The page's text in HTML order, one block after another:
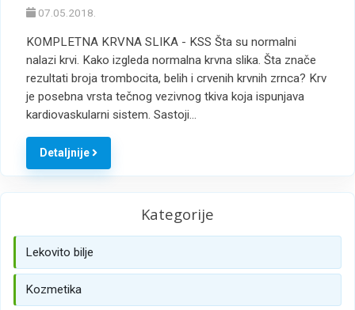
07.05.2018.
KOMPLETNA KRVNA SLIKA - KSS Šta su normalni
nalazi krvi. Kako izgleda normalna krvna slika. Šta znače
rezultati broja trombocita, belih i crvenih krvnih zrnca? Krv
je posebna vrsta tečnog vezivnog tkiva koja ispunjava
kardiovaskularni sistem. Sastoji…
Detaljnije
Kategorije
Lekovito bilje
Kozmetika